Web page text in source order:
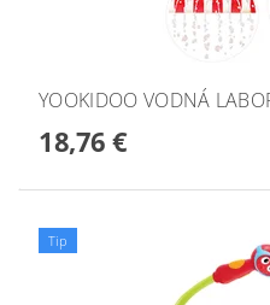
YOOKIDOO VODNÁ
18,76 €
Tip